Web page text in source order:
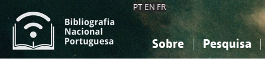
PT EN FR
Sobre Pesquisa